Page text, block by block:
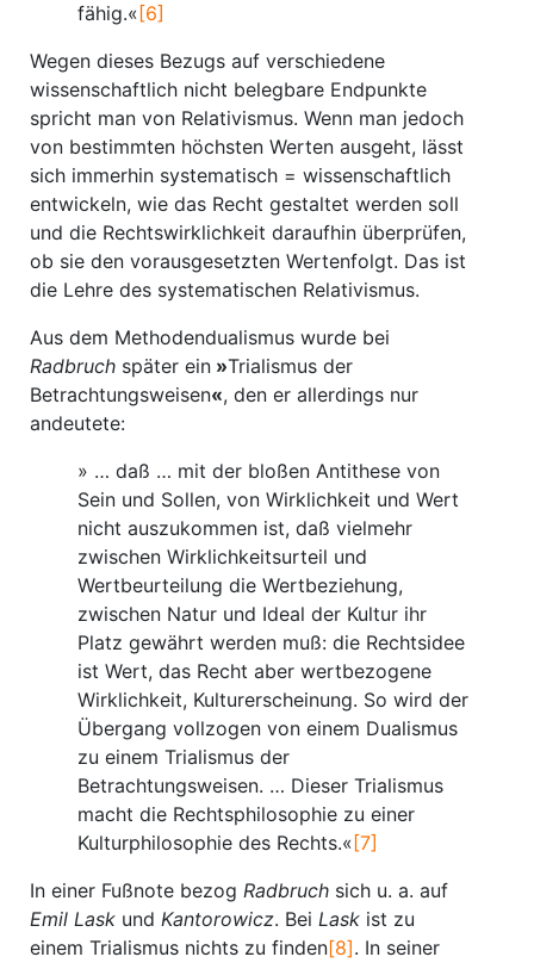
fähig.« [6]
Wegen dieses Bezugs auf verschiedene
wissenschaftlich nicht belegbare Endpunkte
spricht man von Relativismus. Wenn man jedoch
von bestimmten höchsten Werten ausgeht, lässt
sich immerhin systematisch = wissenschaftlich
entwickeln, wie das Recht gestaltet werden soll
und die Rechtswirklichkeit daraufhin überprüfen,
ob sie den vorausgesetzten Wertenfolgt. Das ist
die Lehre des systematischen Relativismus.
Aus dem Methodendualismus wurde bei
Radbruch später ein »Trialismus der
Betrachtungsweisen«, den er allerdings nur
andeutete:
» … daß … mit der bloßen Antithese von
Sein und Sollen, von Wirklichkeit und Wert
nicht auszukommen ist, daß vielmehr
zwischen Wirklichkeitsurteil und
Wertbeurteilung die Wertbeziehung,
zwischen Natur und Ideal der Kultur ihr
Platz gewährt werden muß: die Rechtsidee
ist Wert, das Recht aber wertbezogene
Wirklichkeit, Kulturerscheinung. So wird der
Übergang vollzogen von einem Dualismus
zu einem Trialismus der
Betrachtungsweisen. … Dieser Trialismus
macht die Rechtsphilosophie zu einer
Kulturphilosophie des Rechts.« [7]
In einer Fußnote bezog Radbruch sich u. a. auf
Emil Lask und Kantorowicz. Bei Lask ist zu
einem Trialismus nichts zu finden[8]. In seiner